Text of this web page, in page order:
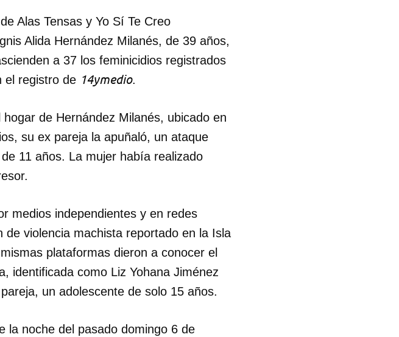
Alas Tensas y Yo Sí Te Creo
Alida Hernández Milanés, de 39 años,
a 37 los feminicidios registrados
el registro de 14ymedio.
de Hernández Milanés, ubicado en
su ex pareja la apuñaló, un ataque
11 años. La mujer había realizado
medios independientes y en redes
violencia machista reportado en la Isla
plataformas dieron a conocer el
identificada como Liz Yohana Jiménez
un adolescente de solo 15 años.
la noche del pasado domingo 6 de